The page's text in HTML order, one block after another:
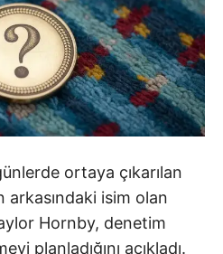
ortaya çıkarılan
arkasındaki isim olan
Hornby, denetim
planladığını açıkladı.